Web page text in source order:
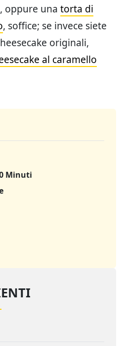
oppure una torta di
, soffice; se invece siete
originali,
al caramello
Minuti